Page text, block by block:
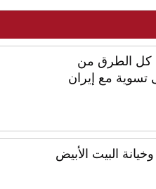
الطرق من
تسوية مع إيران
البيت الأبيض